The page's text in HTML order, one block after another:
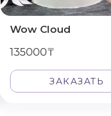
Wow Cloud
135000₸
ЗАКАЗАТЬ